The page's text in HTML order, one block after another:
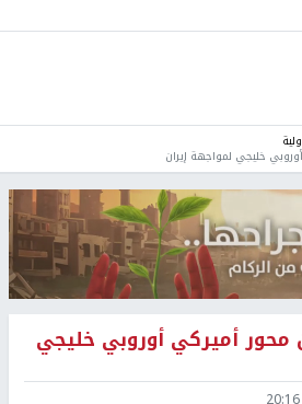
خليجي لمواجهة إيران
أميركي أوروبي خليجي